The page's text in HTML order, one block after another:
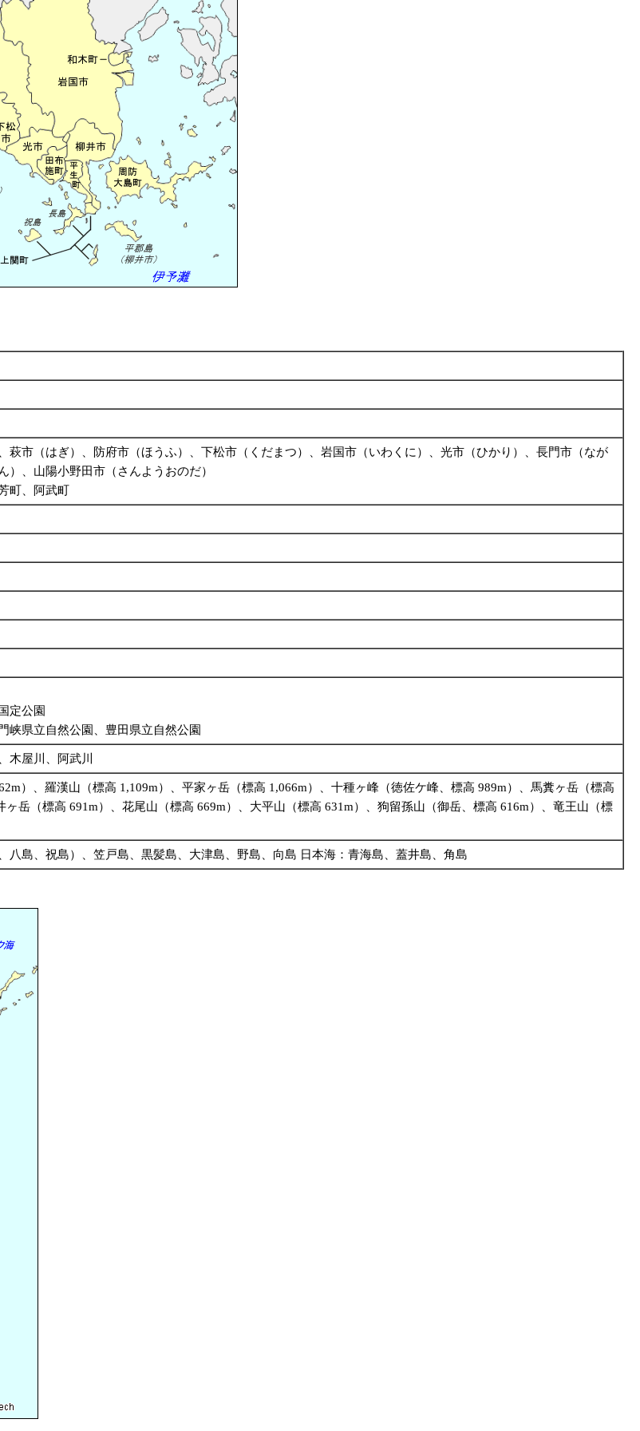
市（はぎ）、防府市（ほうふ）、下松市（くだまつ）、岩国市（いわくに）、光市（ひかり）、長門市（なが
、山陽小野田市（さんようおのだ）
町、阿武町
定公園
峡県立自然公園、豊田県立自然公園
木屋川、阿武川
）、羅漢山（標高 1,109m）、平家ヶ岳（標高 1,066m）、十種ヶ峰（徳佐ケ峰、標高 989m）、馬糞ヶ岳（標高
岳（標高 691m）、花尾山（標高 669m）、大平山（標高 631m）、狗留孫山（御岳、標高 616m）、竜王山（標
八島、祝島）、笠戸島、黒髪島、大津島、野島、向島 日本海：青海島、蓋井島、角島